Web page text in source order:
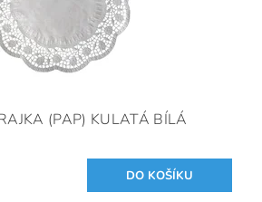
(PAP) KULATÁ BÍLÁ